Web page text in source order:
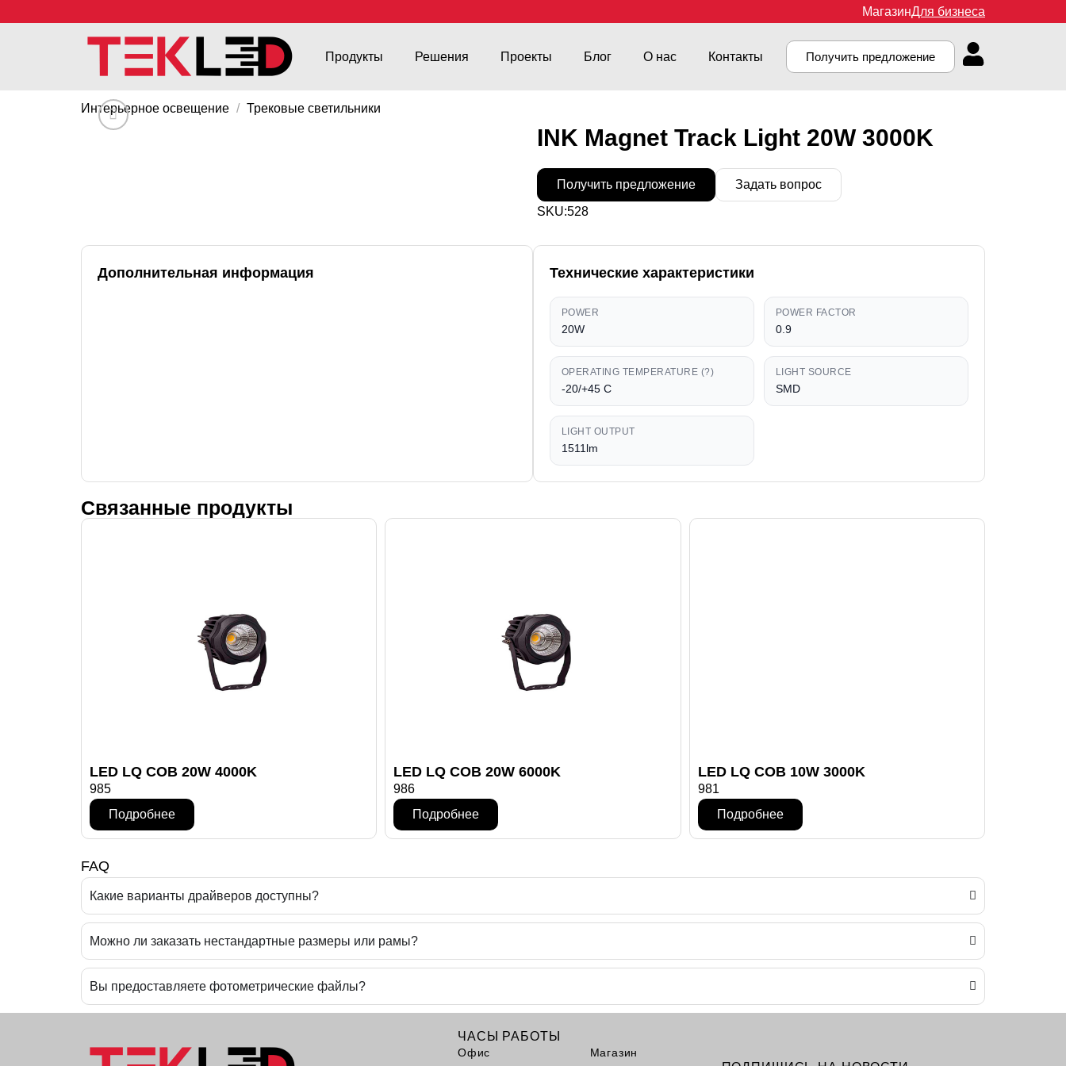
МагазинДля бизнеса
Продукты Решения Проекты Блог О нас Контакты Получить предложение
Интерьерное освещение / Трековые светильники
INK Magnet Track Light 20W 3000K
Получить предложение
Задать вопрос
SKU:528
Дополнительная информация Технические характеристики
POWER
20W
POWER FACTOR
0.9
OPERATING TEMPERATURE (?)
-20/+45 C
LIGHT SOURCE
SMD
LIGHT OUTPUT
1511lm
Связанные продукты
LED LQ COB 20W 4000K
985
Подробнее
LED LQ COB 20W 6000K
986
Подробнее
LED LQ COB 10W 3000K
981
Подробнее
FAQ
Какие варианты драйверов доступны?
Можно ли заказать нестандартные размеры или рамы?
Вы предоставляете фотометрические файлы?
ЧАСЫ РАБОТЫ
Офис
Магазин